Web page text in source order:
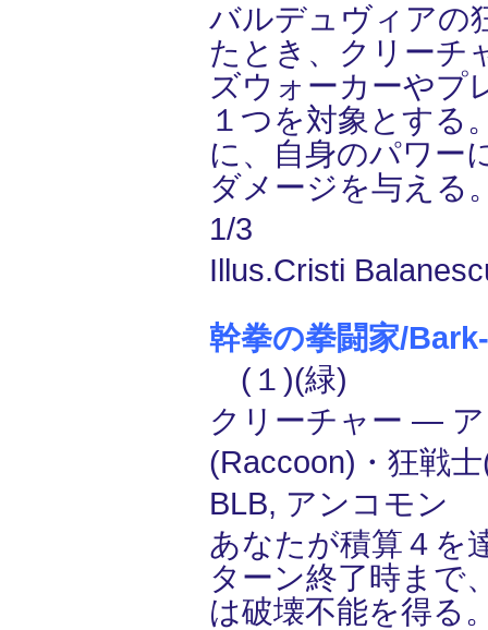
バルデュヴィアの
たとき、クリーチ
ズウォーカーやプ
１つを対象とする
に、自身のパワー
ダメージを与える
1/3
Illus.Cristi
幹拳の拳闘家/
(１)(緑)
クリーチャー ―
(Raccoon)・狂戦
BLB, アンコモン
あなたが積算４を
ターン終了時まで
は破壊不能を得る